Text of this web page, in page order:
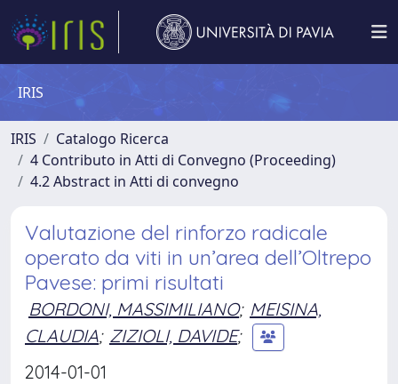
IRIS
IRIS
Catalogo Ricerca
4 Contributo in Atti di Convegno (Proceeding)
4.2 Abstract in Atti di convegno
Valutazione del rinforzo radicale
operato da viti in un’area dell’Oltrepo
Pavese: primi risultati
BORDONI, MASSIMILIANO; MEISINA,
CLAUDIA; ZIZIOLI, DAVIDE;
2014-01-01